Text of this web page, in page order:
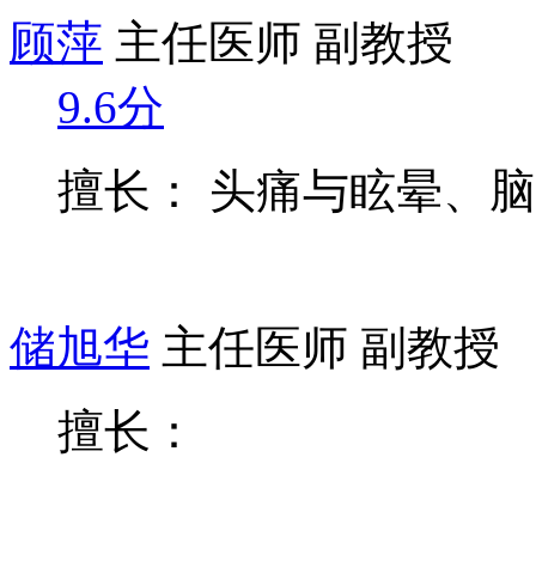
顾萍 主任医师 副教授
9.6分
擅长： 头痛与眩晕、
储旭华 主任医师 副教授
擅长：